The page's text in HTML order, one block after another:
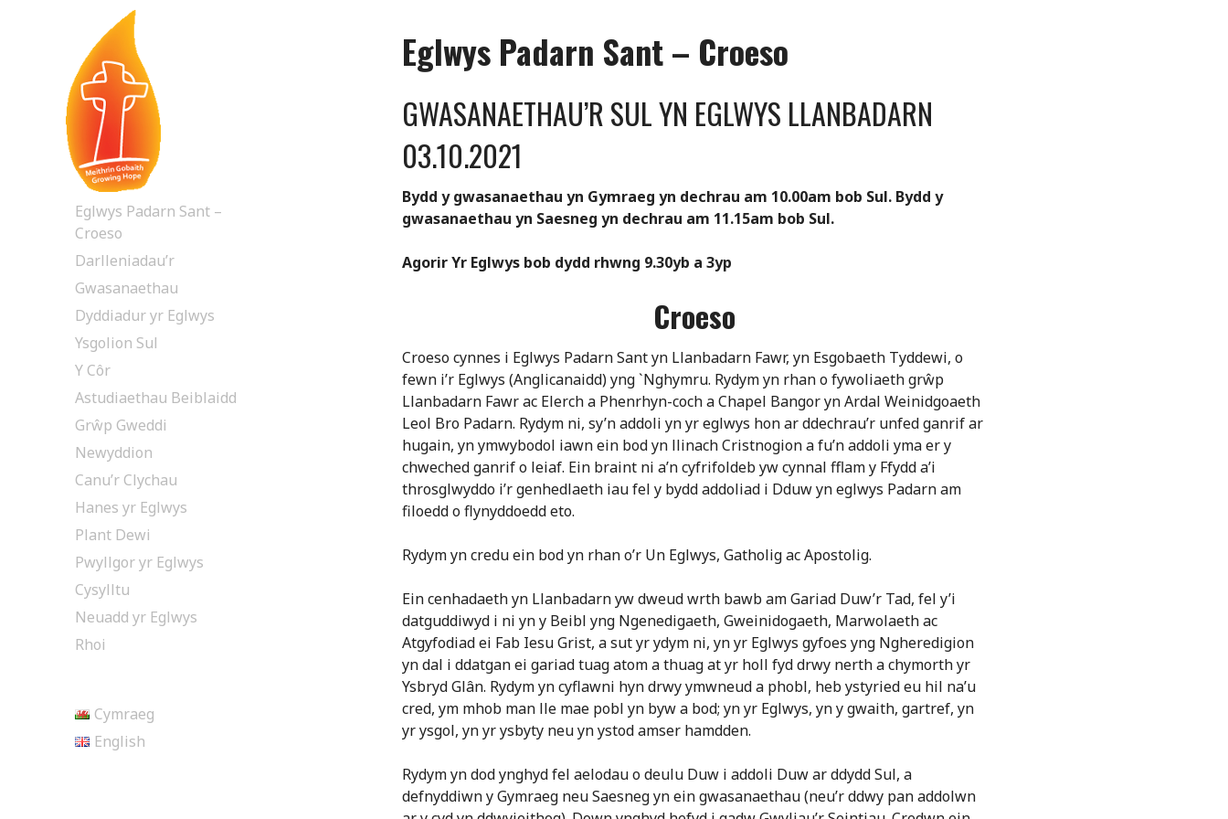
Skip
to
content
Eglwys Padarn Sant –
Croeso
Darlleniadau’r
Gwasanaethau
Dyddiadur yr Eglwys
Ysgolion Sul
Y Côr
Astudiaethau Beiblaidd
Grŵp Gweddi
Newyddion
Canu’r Clychau
Hanes yr Eglwys
Plant Dewi
Pwyllgor yr Eglwys
Cysylltu
Neuadd yr Eglwys
Rhoi
Eglwys Padarn Sant – Croeso
GWASANAETHAU’R SUL YN EGLWYS LLANBADARN
03.10.2021
Bydd y gwasanaethau yn Gymraeg yn dechrau am 10.00am bob Sul. Bydd y
gwasanaethau yn Saesneg yn dechrau am 11.15am bob Sul.
Agorir Yr Eglwys bob dydd rhwng 9.30yb a 3yp
Croeso
Croeso cynnes i Eglwys Padarn Sant yn Llanbadarn Fawr, yn Esgobaeth Tyddewi, o
fewn i’r Eglwys (Anglicanaidd) yng `Nghymru. Rydym yn rhan o fywoliaeth grŵp
Llanbadarn Fawr ac Elerch a Phenrhyn-coch a Chapel Bangor yn Ardal Weinidgoaeth
Leol Bro Padarn. Rydym ni, sy’n addoli yn yr eglwys hon ar ddechrau’r unfed ganrif ar
hugain, yn ymwybodol iawn ein bod yn llinach Cristnogion a fu’n addoli yma er y
chweched ganrif o leiaf. Ein braint ni a’n cyfrifoldeb yw cynnal fflam y Ffydd a’i
throsglwyddo i’r genhedlaeth iau fel y bydd addoliad i Dduw yn eglwys Padarn am
filoedd o flynyddoedd eto.
Rydym yn credu ein bod yn rhan o’r Un Eglwys, Gatholig ac Apostolig.
Ein cenhadaeth yn Llanbadarn yw dweud wrth bawb am Gariad Duw’r Tad, fel y’i
datguddiwyd i ni yn y Beibl yng Ngenedigaeth, Gweinidogaeth, Marwolaeth ac
Atgyfodiad ei Fab Iesu Grist, a sut yr ydym ni, yn yr Eglwys gyfoes yng Ngheredigion
yn dal i ddatgan ei gariad tuag atom a thuag at yr holl fyd drwy nerth a chymorth yr
Ysbryd Glân. Rydym yn cyflawni hyn drwy ymwneud a phobl, heb ystyried eu hil na’u
cred, ym mhob man lle mae pobl yn byw a bod; yn yr Eglwys, yn y gwaith, gartref, yn
yr ysgol, yn yr ysbyty neu yn ystod amser hamdden.
Rydym yn dod ynghyd fel aelodau o deulu Duw i addoli Duw ar ddydd Sul, a
defnyddiwn y Gymraeg neu Saesneg yn ein gwasanaethau (neu’r ddwy pan addolwn
Cymraeg
English